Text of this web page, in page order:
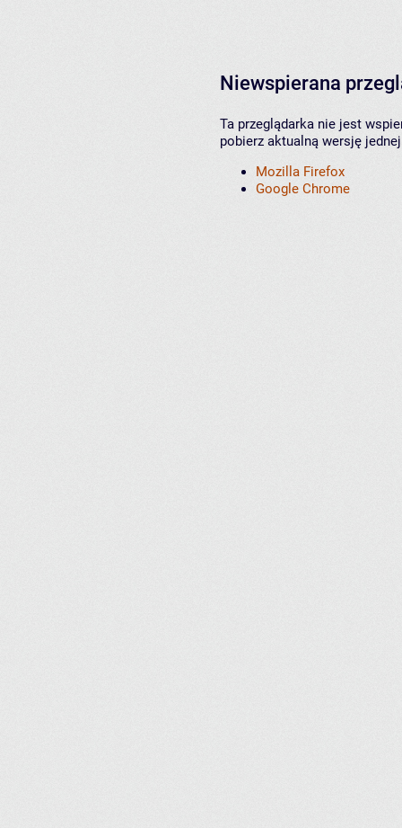
Niewspierana
Ta przeglądarka nie jest
pobierz aktualną wersję
Mozilla Firefox
Google Chrome